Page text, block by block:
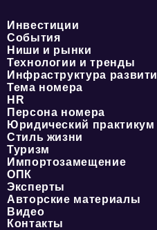
Инвестиции
События
Ниши и рынки
Технологии и тренды
Инфраструктура
Тема номера
HR
Персона номера
Юридический практикум
Стиль жизни
Туризм
Импортозамещение
ОПК
Эксперты
Авторские материалы
Видео
Контакты